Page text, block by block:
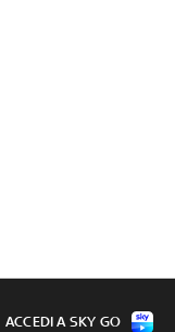
ACCEDI A SKY GO